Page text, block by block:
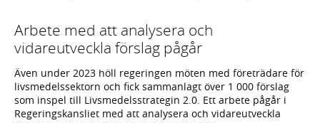
Arbete med att analysera och
vidareutveckla förslag pågår
Även under 2023 höll regeringen möten med företrädare för
livsmedelssektorn och fick sammanlagt över 1 000 förslag
som inspel till Livsmedelsstrategin 2.0. Ett arbete pågår i
Regeringskansliet med att analysera och vidareutveckla